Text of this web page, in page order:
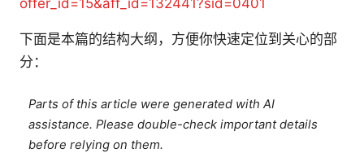
下面是本篇的结构大纲，方便你快速定位到关心的部
分：
Parts of this article were generated with AI
assistance. Please double-check important details
before relying on them.